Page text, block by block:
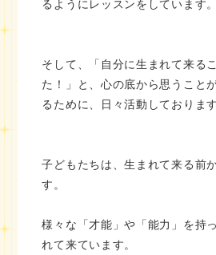
るようにレッスンをしています。
そして、「自分に生まれて来る
た！」と、心の底から思うこと
るために、日々活動しております
子どもたちは、生まれて来る前
す。
様々な「才能」や「能力」を持
れて来ています。